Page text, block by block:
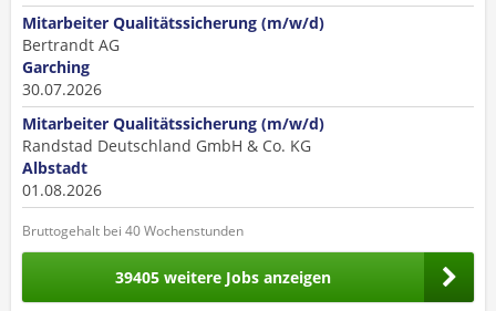
Mitarbeiter Qualitätssicherung (m/w/d)
Bertrandt AG
Garching
30.07.2026
Mitarbeiter Qualitätssicherung (m/w/d)
Randstad Deutschland GmbH & Co. KG
Albstadt
01.08.2026
Bruttogehalt bei 40 Wochenstunden
39405 weitere Jobs anzeigen